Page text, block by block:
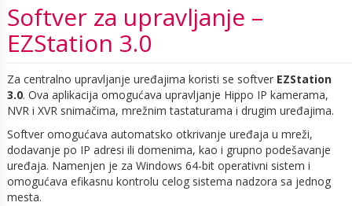
Softver za upravljanje –
EZStation 3.0
Za centralno upravljanje uređajima koristi se softver EZStation
3.0. Ova aplikacija omogućava upravljanje Hippo IP kamerama,
NVR i XVR snimačima, mrežnim tastaturama i drugim uređajima.
Softver omogućava automatsko otkrivanje uređaja u mreži,
dodavanje po IP adresi ili domenima, kao i grupno podešavanje
uređaja. Namenjen je za Windows 64-bit operativni sistem i
omogućava efikasnu kontrolu celog sistema nadzora sa jednog
mesta.